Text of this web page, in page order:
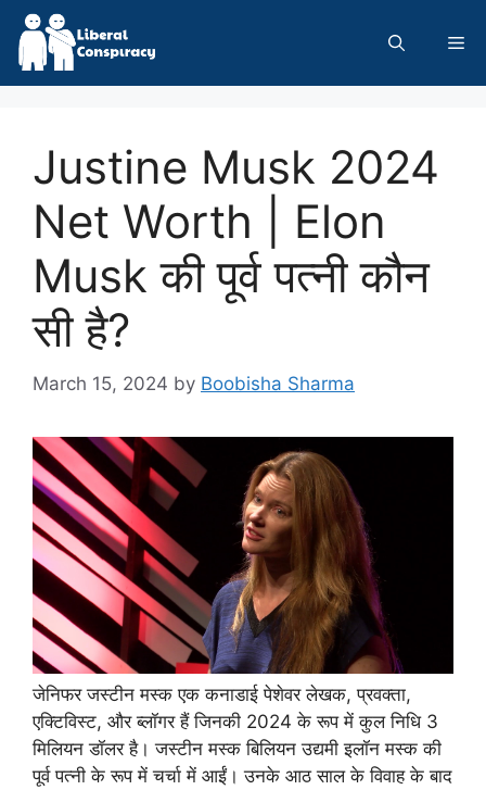
Skip
content
Justine Musk 2024
Net Worth | Elon
Musk की पूर्व पत्नी कौन
सी है?
March 15, 2024 by Boobisha Sharma
जेनिफर जस्टीन मस्क एक कनाडाई पेशेवर लेखक, प्रवक्ता,
एक्टिविस्ट, और ब्लॉगर हैं जिनकी 2024 के रूप में कुल निधि 3
मिलियन डॉलर है। जस्टीन मस्क बिलियन उद्यमी इलॉन मस्क की
पूर्व पत्नी के रूप में चर्चा में आईं। उनके आठ साल के विवाह के बाद